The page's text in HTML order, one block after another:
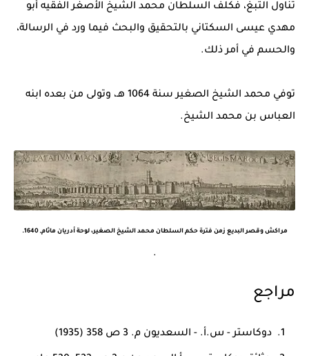
تناول التبغ، فكلف السلطان محمد الشيخ الأصغر الفقيه أبو
مهدي عيسى السكتاني بالتحقيق والبحث فيما ورد في الرسالة،
والحسم في أمر ذلك.
توفي محمد الشيخ الصغير سنة 1064 هـ، وتولى من بعده ابنه
العباس بن محمد الشيخ.
مراكش وقصر البديع زمن فترة حكم السلطان محمد الشيخ الصغير، لوحة أدريان ماثام, 1640.
.
مراجع
دوكاستر - س.أ. - السعديون م. 3 ص 358 (1935)